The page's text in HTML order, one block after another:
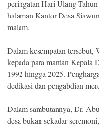
peringatan Hari Ulang
halaman Kantor Desa
malam.
Dalam kesempatan tersebut,
kepada para mantan Kepala
1992 hingga 2025.
dedikasi dan pengabdian
Dalam sambutannya, Dr.
desa bukan sekadar